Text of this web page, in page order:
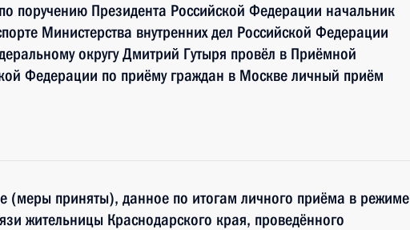
поручению Президента Российской Федерации начальник
Министерства внутренних дел Российской Федерации
округу Дмитрий Гутыря провёл в Приёмной
Федерации по приёму граждан в Москве личный приём
(меры приняты), данное по итогам личного приёма в режиме
жительницы Краснодарского края, проведённого